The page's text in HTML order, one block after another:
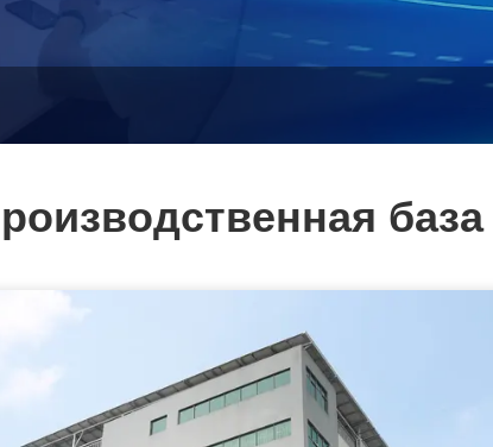
база